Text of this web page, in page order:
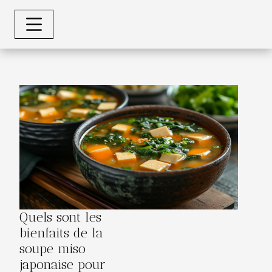
Quels sont les
bienfaits de la
soupe miso
japonaise pour